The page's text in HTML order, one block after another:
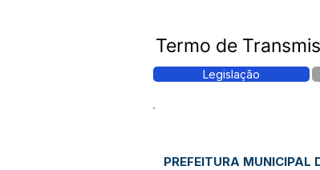
Termo de
Legislação
PREFEITURA MUNICIPAL